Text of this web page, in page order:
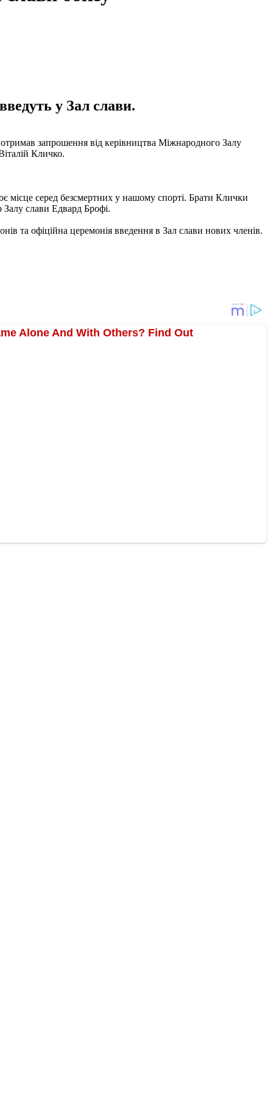
у Зал слави.
запрошення від керівництва Міжнародного Залу
Кличко.
місце серед безсмертних у нашому спорті. Брати Клички
Залу слави Едвард Брофі.
та офіційна церемонія введення в Зал слави нових членів.